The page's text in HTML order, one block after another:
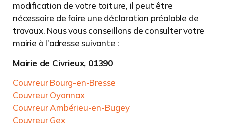
modification de votre toiture, il peut être
nécessaire de faire une déclaration préalable de
travaux. Nous vous conseillons de consulter votre
mairie à l’adresse suivante :
Mairie de Civrieux, 01390
Couvreur Bourg-en-Bresse
Couvreur Oyonnax
Couvreur Ambérieu-en-Bugey
Couvreur Gex